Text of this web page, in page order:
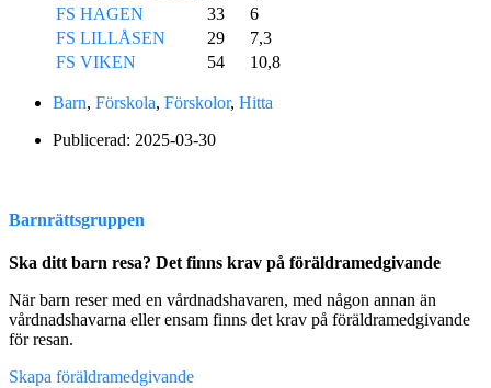
FS HAGEN
33
6
FS LILLÅSEN
29
7,3
FS VIKEN
54 10,8
Barn, Förskola, Förskolor, Hitta
Publicerad: 2025-03-30
Barnrättsgruppen
Ska ditt barn resa? Det finns krav på föräldramedgivande
När barn reser med en vårdnadshavaren, med någon annan än
vårdnadshavarna eller ensam finns det krav på föräldramedgivande
för resan.
Skapa föräldramedgivande